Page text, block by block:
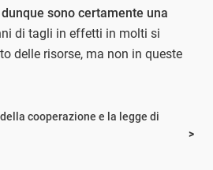
sono certamente una
di tagli in effetti in molti si
delle risorse, ma non in queste
cooperazione e la legge di